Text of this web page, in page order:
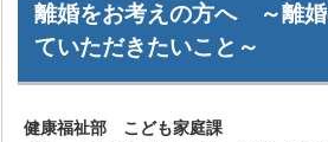
離婚をお考えの方へ ～離
ていただきたいこと～
健康福祉部 こども家庭課